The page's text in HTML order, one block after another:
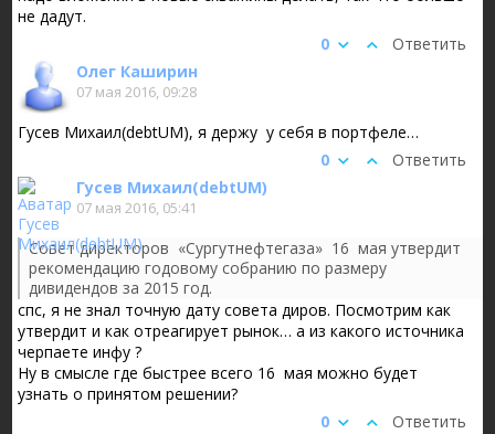
не дадут.
Ответить
0
Олег Каширин
07 мая 2016, 09:28
Гусев Михаил(debtUM), я держу у себя в портфеле…
Ответить
0
Гусев Михаил(debtUM)
07 мая 2016, 05:41
Совет директоров «Сургутнефтегаза» 16 мая утвердит
рекомендацию годовому собранию по размеру
дивидендов за 2015 год.
спс, я не знал точную дату совета диров. Посмотрим как
утвердит и как отреагирует рынок… а из какого источника
черпаете инфу ?
Ну в смысле где быстрее всего 16 мая можно будет
узнать о принятом решении?
Ответить
0